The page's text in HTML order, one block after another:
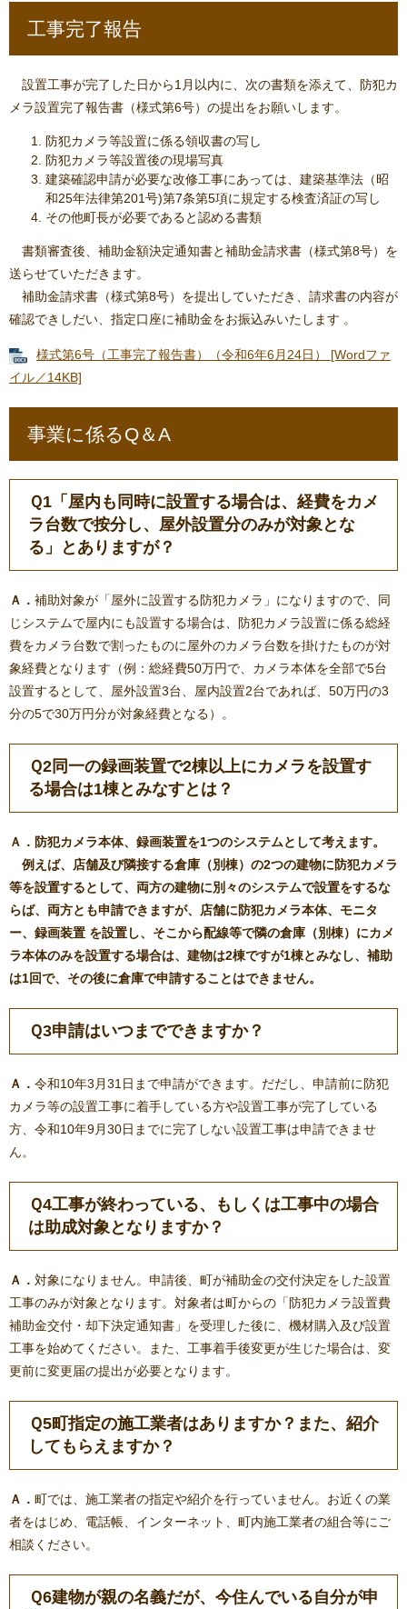
工事完了報告
設置工事が完了した日から1月以内に、次の書類を添えて、防犯カ
メラ設置完了報告書（様式第6号）の提出をお願いします。
防犯カメラ等設置に係る領収書の写し
防犯カメラ等設置後の現場写真
建築確認申請が必要な改修工事にあっては、建築基準法（昭
和25年法律第201号)第7条第5項に規定する検査済証の写し
その他町長が必要であると認める書類
書類審査後、補助金額決定通知書と補助金請求書（様式第8号）を
送らせていただきます。
補助金請求書（様式第8号）を提出していただき、請求書の内容が
確認できしだい、指定口座に補助金をお振込みいたします 。
様式第6号（工事完了報告書）（令和6年6月24日） [Wordファ
イル／14KB]
事業に係るQ＆A
Ｑ1「 屋内も同時に設置する場合は、経費をカメ
ラ台数で按分し、屋外設置分のみが対象とな
る」とありますが？
Ａ． 補助対象が「屋外に設置する防犯カメラ」になりますので、同
じシステムで屋内にも設置する場合は、防犯カメラ設置に係る総経
費をカメラ台数で割ったものに屋外のカメラ台数を掛けたものが対
象経費となります（例：総経費50万円で、カメラ本体を全部で5台
設置するとして、屋外設置3台、屋内設置2台であれば、50万円の3
分の5で30万円分が対象経費となる）。
Ｑ2同一の録画装置で2棟以上にカメラを設置す
る場合は1棟とみなすとは？
Ａ． 防犯カメラ本体、録画装置を1つのシステムとして考えます。
例えば、店舗及び隣接する倉庫（別棟）の2つの建物に防犯カメラ
等を設置するとして、両方の建物に別々のシステムで設置をするな
らば、両方とも申請できますが、店舗に防犯カメラ本体、モニタ
ー、録画装置 を設置し、そこから配線等で隣の倉庫（別棟）にカメ
ラ本体のみを設置する場合は、建物は2棟ですが1棟とみなし、補助
は1回で、その後に倉庫で申請することはできません。
Ｑ3申請はいつまでできますか？
Ａ． 令和10年3月31日まで申請ができます。だだし、申請前に防犯
カメラ等の設置工事に着手している方や設置工事が完了している
方、令和10年9月30日までに完了しない設置工事は申請できませ
ん。
Ｑ4工事が終わっている、もしくは工事中の場合
は助成対象となりますか？
Ａ． 対象になりません。申請後、町が補助金の交付決定をした設置
工事のみが対象となります。対象者は町からの「防犯カメラ設置費
補助金交付・却下決定通知書」を受理した後に、機材購入及び設置
工事を始めてください。また、工事着手後変更が生じた場合は、変
更前に変更届の提出が必要となります。
Ｑ5町指定の施工業者はありますか？また、紹介
してもらえますか？
Ａ． 町では、施工業者の指定や紹介を行っていません。お近くの業
者をはじめ、電話帳、インターネット、町内施工業者の組合等にご
相談ください。
Ｑ6建物が親の名義だが、今住んでいる自分が申